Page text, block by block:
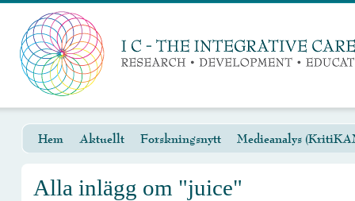
Hem Aktuellt Forskningsnytt Medieanalys
Alla inlägg om "juice"